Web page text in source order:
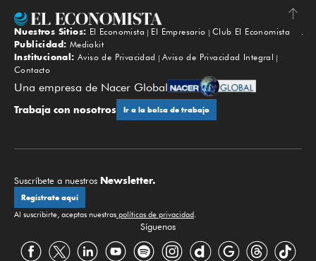
Subir
Nuestros Sitios: El Economista El Empresario
Club El Economista
Publicidad: Mediakit
Institucional: Aviso de Privacidad
Aviso de Privacidad Integral
Contacto
Una empresa de Nacer Global
Trabaja con nosotros Ir a la bolsa de trabajo
Suscríbete a nuestros Newsletter.
Regístrate aquí
Al suscribirte, aceptas nuestras políticas de privacidad
Síguenos